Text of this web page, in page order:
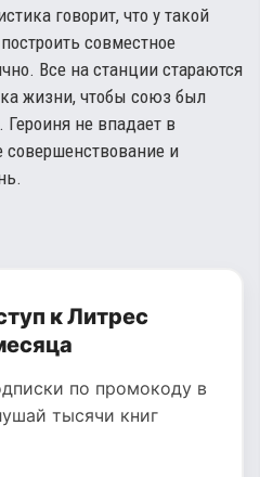
говорит, что у такой
совместное
Все на станции стараются
жизни, чтобы союз был
не впадает в
совершенствование и
к Литрес
по промокоду в
тысячи книг